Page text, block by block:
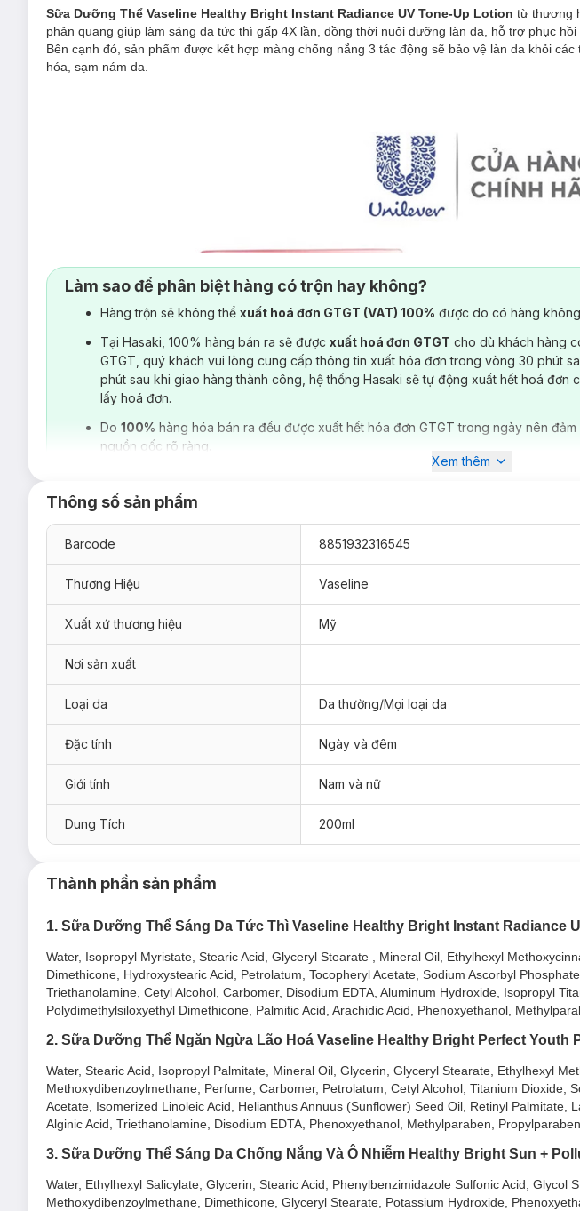
Sữa Dưỡng Thể Vaseline Healthy Bright Instant Radiance UV Tone-Up Lotion từ thương
phản quang giúp làm sáng da tức thì gấp 4X lần, đồng thời nuôi dưỡng làn da, hỗ trợ phục
Bên cạnh đó, sản phẩm được kết hợp màng chống nắng 3 tác động sẽ bảo vệ làn da khỏi
hóa, sạm nám da.
Giọt Vaseline Jelly siêu nhỏgiúp dưỡng ẩm và hỗ trợ phục hồi hư tổn từ sâu bên
Màng chống nắng 3 tác độngbảo vệ làn da khỏi tác hại của UVA & UVB.
Dạng sữa lỏng nhẹ, thấm nhanh, không nhờn dính.
Công thức trang điểm nâng tông da tức thì, cho bạn làn da sáng mịn rạng rỡ.
2. Sữa Dưỡng Thể Vaseline Ngăn Ngừa Lão Hoá Healthy Bright
kích thích sản sinh collagen và hỗ trợ cải thiện các nếp nhăn, mang đến cho bạn làn da trông
hơn bao giờ hết. Bên cạnh đó, sản phẩm còn dưỡng sáng da với Niacinamide & Vitamin E và
Làm sao để phân biệt hàng có trộn hay không?
Hàng trộn sẽ không thể xuất hoá đơn GTGT (VAT) 100% được do có hàng
Tại Hasaki, 100% hàng bán ra sẽ được xuất hoá đơn GTGT cho dù khách hàng
GTGT, quý khách vui lòng cung cấp thông tin xuất hóa đơn trong vòng 30 phút
phút sau khi giao hàng thành công, hệ thống Hasaki sẽ tự động xuất hết hoá
lấy hoá đơn.
Do 100% hàng hóa bán ra đều được xuất hết hóa đơn GTGT trong ngày nên
nguồn gốc rõ ràng.
Xem thêm
Thông số sản phẩm
Barcode 8851932316545
Thương Hiệu Vaseline
Xuất xứ thương hiệu Mỹ
Nơi sản xuất
Loại da Da thường/Mọi loại da
Đặc tính Ngày và đêm
Giới tính Nam và nữ
Dung Tích 200ml
Thành phần sản phẩm
1. Sữa Dưỡng Thể Sáng Da Tức Thì Vaseline Healthy Bright Instant Radiance
Water, Isopropyl Myristate, Stearic Acid, Glyceryl Stearate , Mineral Oil, Ethylhexyl
Dimethicone, Hydroxystearic Acid, Petrolatum, Tocopheryl Acetate, Sodium Ascorbyl
Triethanolamine, Cetyl Alcohol, Carbomer, Disodium EDTA, Aluminum Hydroxide, Isopropyl
Polydimethylsiloxyethyl Dimethicone, Palmitic Acid, Arachidic Acid, Phenoxyethanol,
2. Sữa Dưỡng Thể Ngăn Ngừa Lão Hoá Vaseline Healthy Bright Perfect Youth
Water, Stearic Acid, Isopropyl Palmitate, Mineral Oil, Glycerin, Glyceryl Stearate, Ethylhexyl
Methoxydibenzoylmethane, Perfume, Carbomer, Petrolatum, Cetyl Alcohol, Titanium Dioxide,
Acetate, Isomerized Linoleic Acid, Helianthus Annuus (Sunflower) Seed Oil, Retinyl Palmitate,
Alginic Acid, Triethanolamine, Disodium EDTA, Phenoxyethanol, Methylparaben,
3. Sữa Dưỡng Thể Sáng Da Chống Nắng Và Ô Nhiễm Healthy Bright Sun +
Water, Ethylhexyl Salicylate, Glycerin, Stearic Acid, Phenylbenzimidazole Sulfonic Acid, Glycol
Methoxydibenzoylmethane, Dimethicone, Glyceryl Stearate, Potassium Hydroxide,